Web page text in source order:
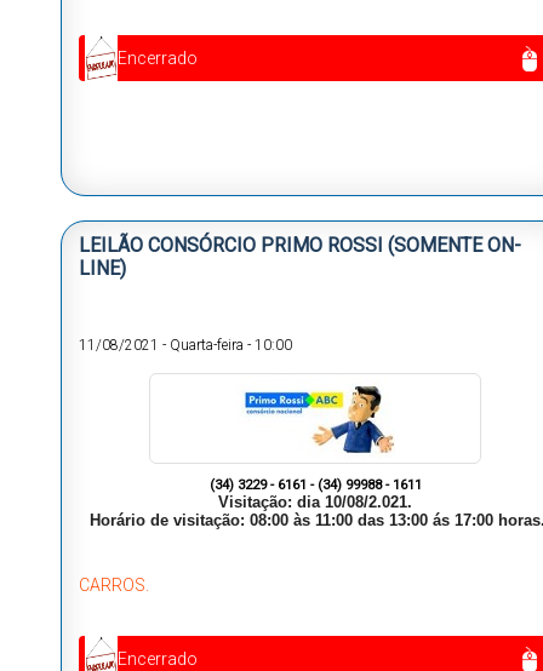
Encerrado
LEILÃO CONSÓRCIO PRIMO ROSSI (SOMENTE ON-
LINE)
11/08/2021 - Quarta-feira - 10:00
(34) 3229 - 6161 - (34) 99988 - 1611
Visitação: dia 10/08/2.021.
Horário de visitação: 08:00 às 11:00 das 13:00 ás 17:00
CARROS.
Encerrado